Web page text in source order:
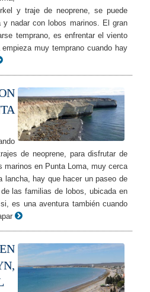
y traje de neoprene, se puede
nadar con lobos marinos. El gran
temprano, es enfrentar el viento
muy temprano cuando hay
de neoprene, para disfrutar de
marinos en Punta Loma, muy cerca
lancha, hay que hacer un paseo de
las familias de lobos, ubicada en
es una aventura también cuando